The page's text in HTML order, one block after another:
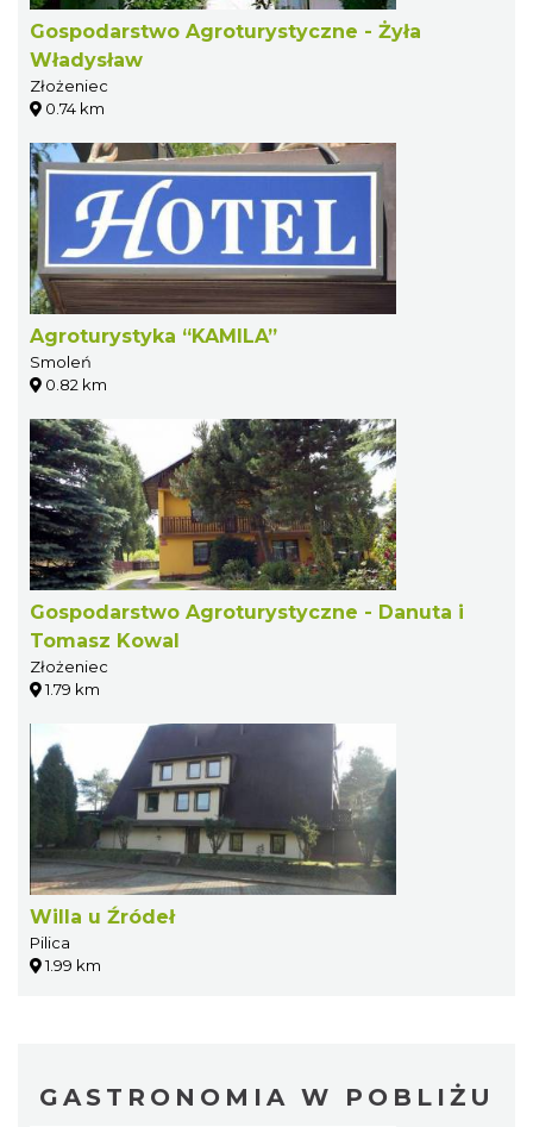
Gospodarstwo Agroturystyczne - Żyła
Władysław
Złożeniec
0.74 km
Agroturystyka “KAMILA”
Smoleń
0.82 km
Gospodarstwo Agroturystyczne - Danuta i
Tomasz Kowal
Złożeniec
1.79 km
Willa u Źródeł
Pilica
1.99 km
GASTRONOMIA W POBLIŻU